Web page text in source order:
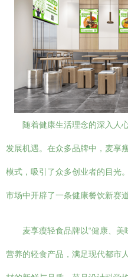
随着健康生活理念的深入人
发展机遇。在众多品牌中，麦享
模式，吸引了众多创业者的目光
市场中开辟了一条健康餐饮新赛
麦享瘦轻食品牌以“健康、
营养的轻食产品，满足现代都市